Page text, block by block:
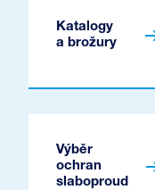
Katalogy
a brožury
Výběr
ochran
slaboproud